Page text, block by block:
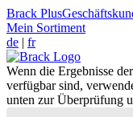
Brack Plus
Mein Sortiment
de | fr
Wenn die Ergebnisse
verfügbar sind,
unten zur Überprüfung